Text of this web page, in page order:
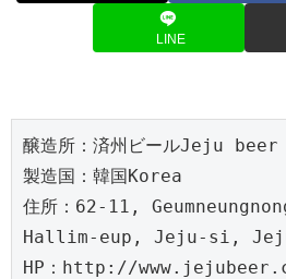
LINE
醸造所：済州ビールJeju beer
製造国：韓国Korea
住所：62-11,
Hallim-eup, Jeju-si,
HP：http://